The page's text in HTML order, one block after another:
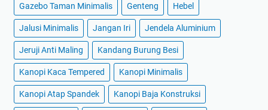
Gazebo Taman Minimalis Genteng Hebel
Jalusi Minimalis Jangan Iri Jendela Aluminium
Jeruji Anti Maling Kandang Burung Besi
Kanopi Kaca Tempered Kanopi Minimalis
Kanopi Atap Spandek Kanopi Baja Konstruksi